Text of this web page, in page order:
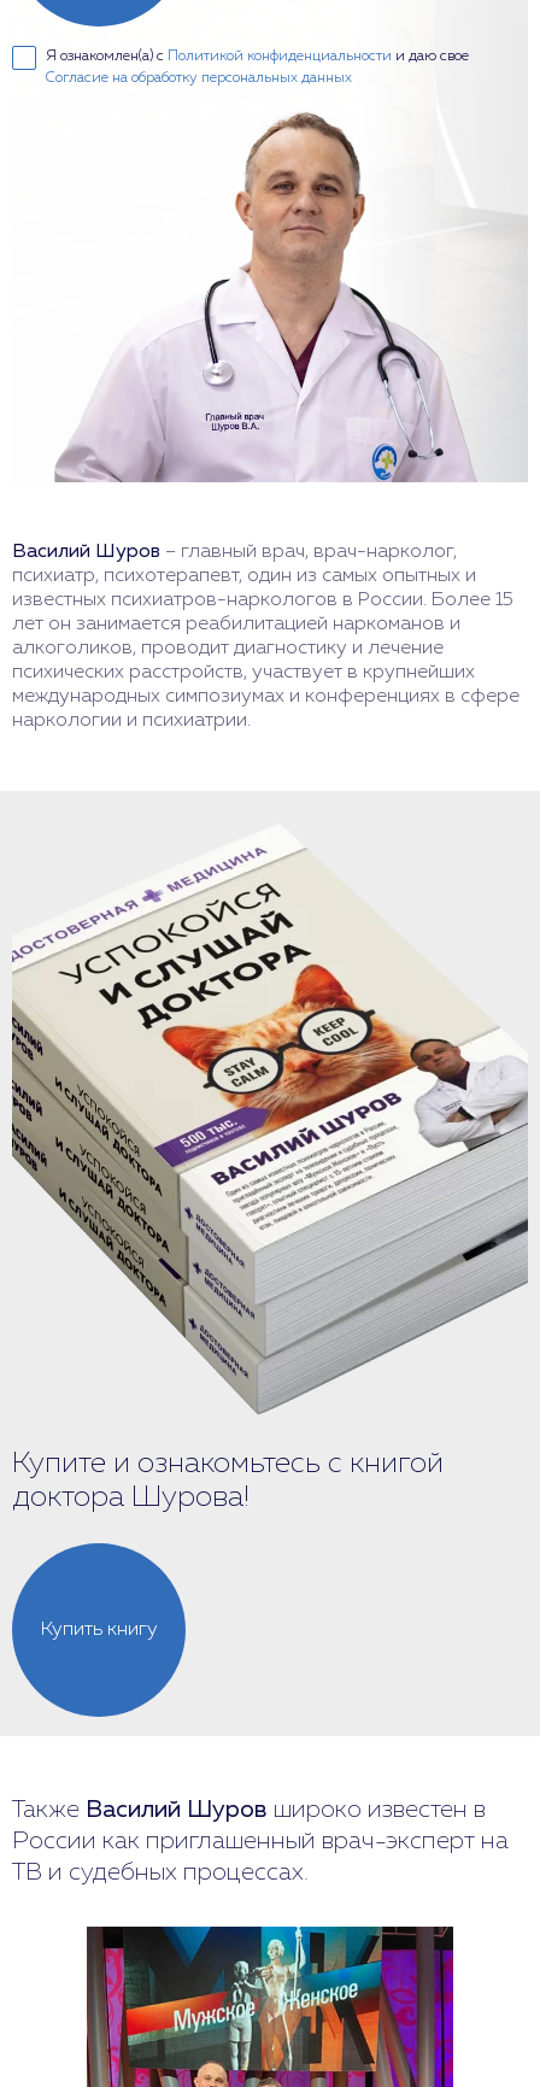
Я ознакомлен(а) с Политикой конфиденциальности и даю свое
Согласие на обработку персональных данных
Василий Шуров – главный врач, врач-нарколог,
психиатр, психотерапевт, один из самых опытных и
известных психиатров-наркологов в России. Более 15
лет он занимается реабилитацией наркоманов и
алкоголиков, проводит диагностику и лечение
психических расстройств, участвует в крупнейших
международных симпозиумах и конференциях в сфере
наркологии и психиатрии.
Купите и ознакомьтесь с книгой
доктора Шурова!
Купить книгу
Также Василий Шуров широко известен в
России как приглашенный врач-эксперт на
ТВ и судебных процессах.